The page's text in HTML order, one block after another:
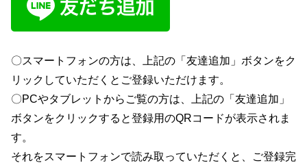
〇スマートフォンの方は、上記の「友達追加」ボタンをク
リックしていただくとご登録いただけます。
〇PCやタブレットからご覧の方は、上記の「友達追加」
ボタンをクリックすると登録用のQRコードが表示されま
す。
それをスマートフォンで読み取っていただくと、ご登録完